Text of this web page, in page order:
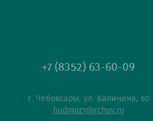
+7 (8352) 63-60-09
г. Чебоксары, ул. Калинина, 60
hudmuz1@rchuv.ru